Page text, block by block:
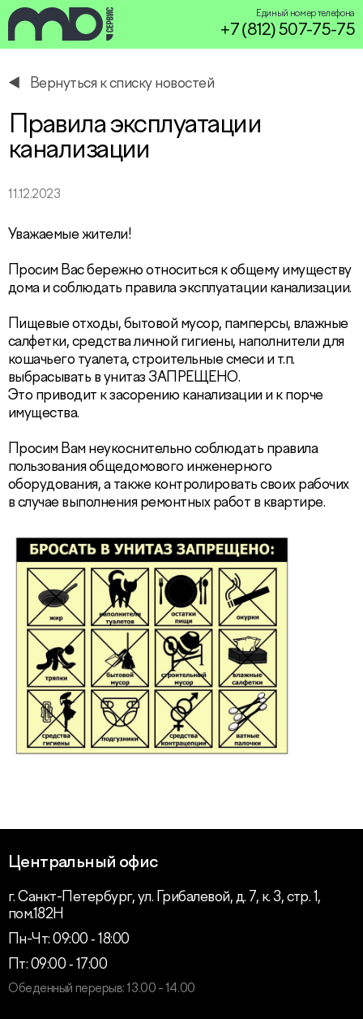
Единый номер телефона
+7 (812) 507-75-75
service@miservice.ru
Вернуться к списку новостей
Правила эксплуатации
канализации
11.12.2023
Уважаемые жители!
Просим Вас бережно относиться к общему имуществу
дома и соблюдать правила эксплуатации канализации.
Пищевые отходы, бытовой мусор, памперсы, влажные
салфетки, средства личной гигиены, наполнители для
кошачьего туалета, строительные смеси и т.п.
выбрасывать в унитаз ЗАПРЕЩЕНО.
Это приводит к засорению канализации и к порче
имущества.
Просим Вам неукоснительно соблюдать правила
пользования общедомового инженерного
оборудования, а также контролировать своих рабочих
в случае выполнения ремонтных работ в квартире.
Центральный офис
г. Санкт-Петербург, ул. Грибалевой, д. 7, к. 3, стр. 1,
пом.182Н
Пн-Чт: 09:00 ‑ 18:00
Пт: 09:00 ‑ 17:00
Обеденный перерыв: 13.00 - 14.00